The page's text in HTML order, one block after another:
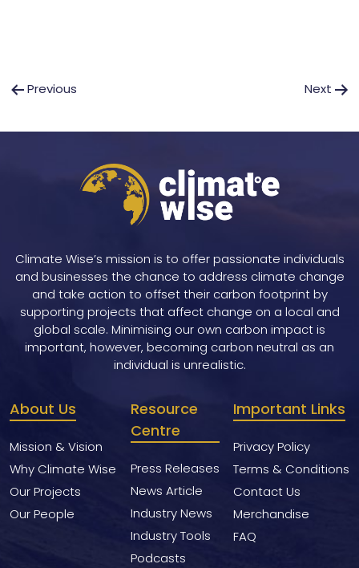
PostPrevious Next
Climate Wise’s mission is to offer passionate individuals
and businesses the chance to address climate change
and take action to offset their carbon footprint by
supporting projects that affect change on a local and
global scale. Minimising our own carbon impact is
important, however, becoming carbon neutral as an
individual is unrealistic.
About Us
Mission & Vision
Why Climate Wise
Our Projects
Our People
Resource
Centre
Press Releases
News Article
Industry News
Industry Tools
Podcasts
Important Links
Privacy Policy
Terms & Conditions
Contact Us
Merchandise
FAQ